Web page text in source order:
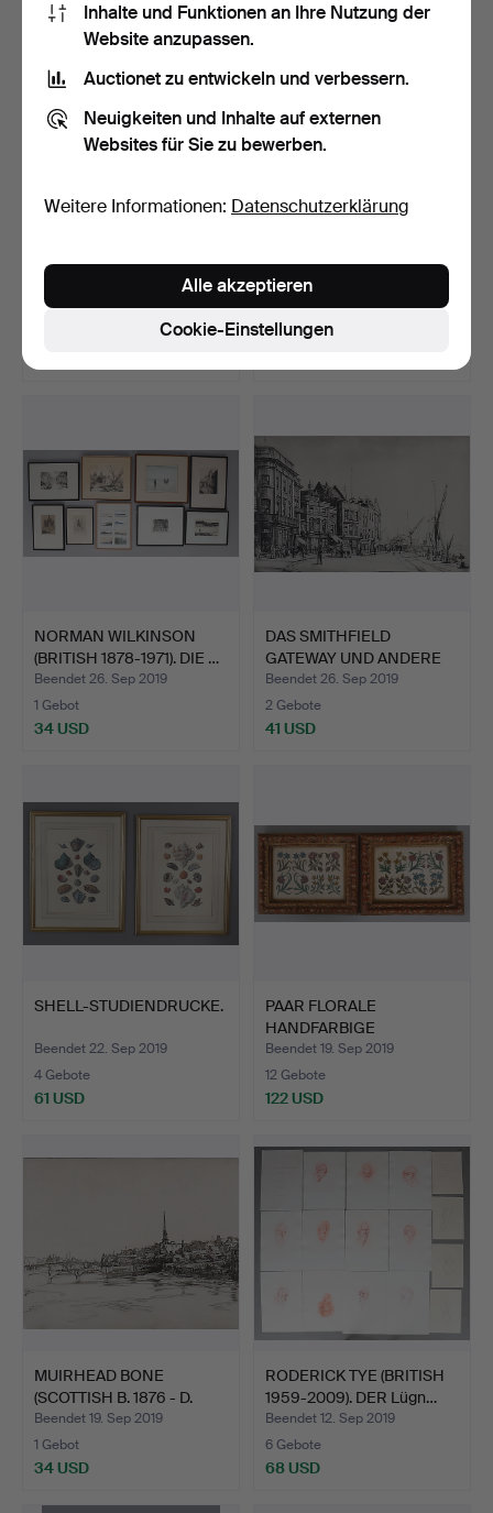
EDWARD ARDIZZONE
(BRITISH 1900-1979). DER
…Beendet 7. Okt 2019
WILLIAM LIONEL WYLLIE
(BRITISH 1851-1931).…
Beendet 5. Okt 2019
1 Gebot
NORMAN WILKINSON
(BRITISH 1878-1971). DIE …
Beendet 26. Sep 2019
1 Gebot
34 USD
DAS SMITHFIELD
GATEWAY UND ANDERE
DRUCKE V…
Beendet 26. Sep 2019
2 Gebote
41 USD
SHELL-STUDIENDRUCKE.
Beendet 22. Sep 2019
4 Gebote
61 USD
PAAR FLORALE
HANDFARBIGE
GRAVUREN.
Beendet 19. Sep 2019
12 Gebote
122 USD
MUIRHEAD BONE
(SCOTTISH B. 1876 - D.
1953)…
Beendet 19. Sep 2019
1 Gebot
34 USD
RODERICK TYE (BRITISH
1959-2009). DER Lügn…
Beendet 12. Sep 2019
6 Gebote
68 USD
Inhalte und Funktionen an Ihre Nutzung der
Website anzupassen.
Auctionet zu entwickeln und verbessern.
Neuigkeiten und Inhalte auf externen
Websites für Sie zu bewerben.
Weitere Informationen: Datenschutzerklärung
Cookie-Einstellungen
Alle akzeptieren